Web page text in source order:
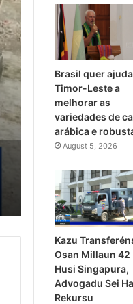
AI
Brasil quer
Timor-Leste a
melhorar as
variedades de
arábica e
August 5, 2026
Kazu
Osan Millaun 42
Husi Singapura,
Advogadu Sei
Rekursu